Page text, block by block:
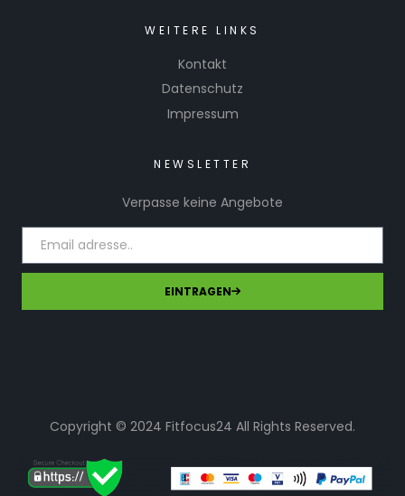
WEITERE LINKS
Kontakt
Datenschutz
Impressum
NEWSLETTER
Verpasse keine Angebote
EINTRAGEN
Copyright © 2024 Fitfocus24 All Rights Reserved.